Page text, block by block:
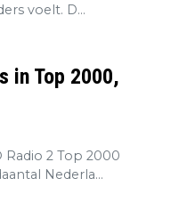
voelt. D...
in Top 2000,
Radio 2 Top 2000
Nederla...